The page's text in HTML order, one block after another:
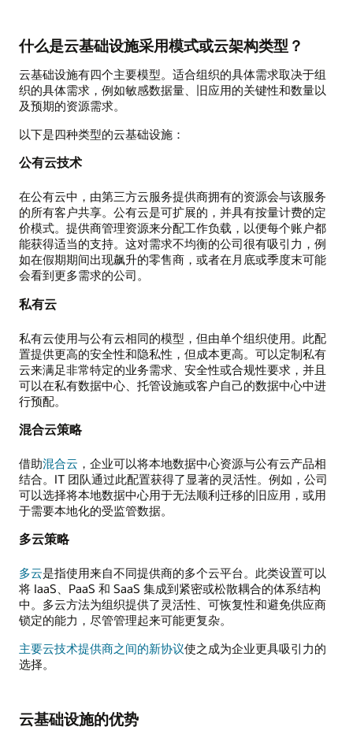
什么是云基础设施采用模式或云架构类型？
云基础设施有四个主要模型。适合组织的具体需求取决于组
织的具体需求，例如敏感数据量、旧应用的关键性和数量以
及预期的资源需求。
以下是四种类型的云基础设施：
公有云技术
在公有云中，由第三方云服务提供商拥有的资源会与该服务
的所有客户共享。公有云是可扩展的，并具有按量计费的定
价模式。提供商管理资源来分配工作负载，以便每个账户都
能获得适当的支持。这对需求不均衡的公司很有吸引力，例
如在假期期间出现飙升的零售商，或者在月底或季度末可能
会看到更多需求的公司。
私有云
私有云使用与公有云相同的模型，但由单个组织使用。此配
置提供更高的安全性和隐私性，但成本更高。可以定制私有
云来满足非常特定的业务需求、安全性或合规性要求，并且
可以在私有数据中心、托管设施或客户自己的数据中心中进
行预配。
混合云策略
借助混合云 ，企业可以将本地数据中心资源与公有云产品相
结合。IT 团队通过此配置获得了显著的灵活性。例如，公司
可以选择将本地数据中心用于无法顺利迁移的旧应用，或用
于需要本地化的受监管数据。
多云策略
多云是指使用来自不同提供商的多个云平台。此类设置可以
将 IaaS、PaaS 和 SaaS 集成到紧密或松散耦合的体系结构
中。多云方法为组织提供了灵活性、可恢复性和避免供应商
锁定的能力，尽管管理起来可能更复杂。
主要云技术提供商之间的新协议使之成为企业更具吸引力的
选择。
云基础设施的优势